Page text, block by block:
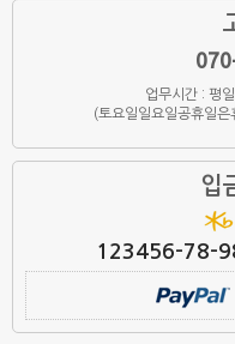
업무시간 : 평
(토요일일요일공휴일
입
123456-78-